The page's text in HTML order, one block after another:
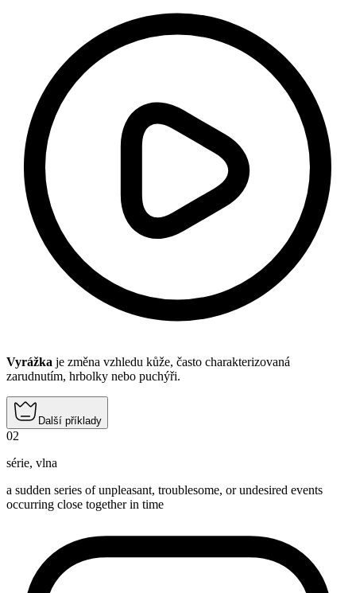
Vyrážka je změna vzhledu kůže, často charakterizovaná
zarudnutím, hrbolky nebo puchýři.
Další příklady
02
série, vlna
a sudden series of unpleasant, troublesome, or undesired events
occurring close together in time